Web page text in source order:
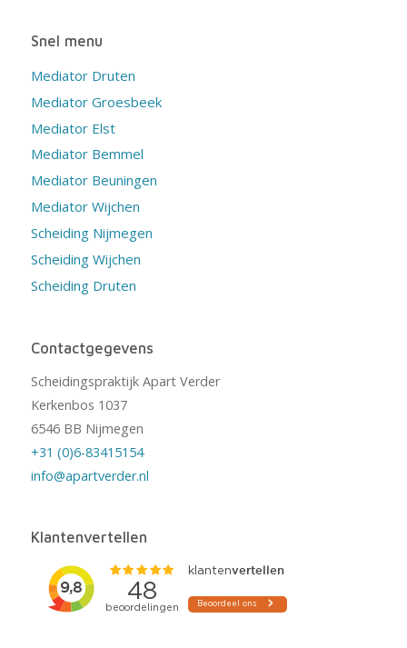
Snel menu
Mediator Druten
Mediator Groesbeek
Mediator Elst
Mediator Bemmel
Mediator Beuningen
Mediator Wijchen
Scheiding Nijmegen
Scheiding Wijchen
Scheiding Druten
Contactgegevens
Scheidingspraktijk Apart Verder
Kerkenbos 1037
6546 BB Nijmegen
+31 (0)6-83415154
info@apartverder.nl
Klantenvertellen